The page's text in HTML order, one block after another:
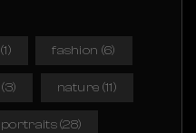
(1) fashion (6)
(3) nature (11)
portraits(28)